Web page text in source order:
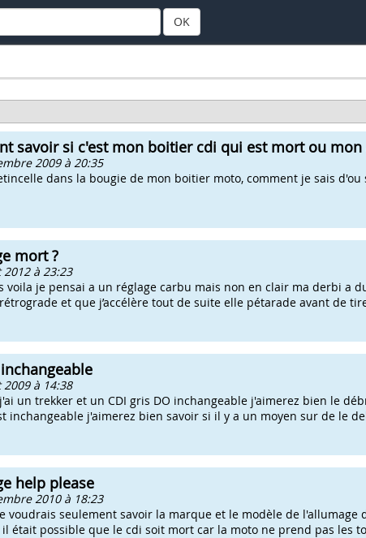
OK
savoir si c'est mon boitier cdi qui est mort ou mon
2009 à 20:35
dans la bougie de mon boitier moto, comment je sais d'ou
mort ?
à 23:23
voila je pensai a un réglage carbu mais non en clair ma derbi a
et que j’accélère tout de suite elle pétarade avant de
à 14:38
un trekker et un CDI gris DO inchangeable j'aimerez bien le
inchangeable j'aimerez bien savoir si il y a un moyen sur de le
help please
2010 à 18:23
voudrais seulement savoir la marque et le modèle de l'allumage
il était possible que le cdi soit mort car la moto ne prend pas les